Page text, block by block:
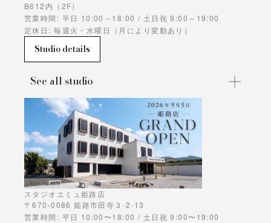
B612内（2F）
営業時間: 平日 10:00～18:00 / 土日祝 9:00～19:00
定休日: 毎週火・水曜日（月により変動あり）
Studio details
See all studio
スタジオエミュ姫路店
〒670-0086 姫路市田寺３-2-13
営業時間: 平日 10:00〜18:00 / 土日祝 9:00〜19:00